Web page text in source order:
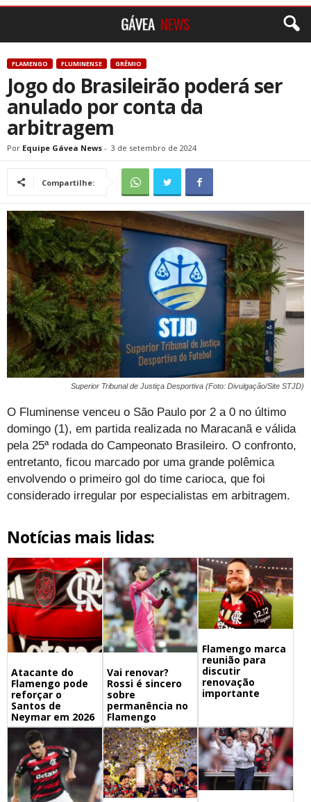
FLAMENGO FLUMINENSE GRÊMIO
Jogo do Brasileirão poderá ser
anulado por conta da
arbitragem
Por Equipe Gávea News - 3 de setembro de 2024
Compartilhe:
Superior Tribunal de Justiça Desportiva (Foto: Divulgação/Site STJD)
O Fluminense venceu o São Paulo por 2 a 0 no último
domingo (1), em partida realizada no Maracanã e válida
pela 25ª rodada do Campeonato Brasileiro. O confronto,
entretanto, ficou marcado por uma grande polêmica
envolvendo o primeiro gol do time carioca, que foi
considerado irregular por especialistas em arbitragem.
Notícias mais lidas:
Atacante do
Flamengo pode
reforçar o
Santos de
Neymar em 2026
Vai renovar?
Rossi é sincero
sobre
permanência no
Flamengo
Flamengo marca
reunião para
discutir
renovação
importante